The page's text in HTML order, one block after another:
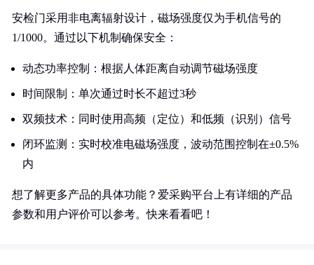
安检门采用非电离辐射设计，磁场强度仅为手机信号的
1/1000。通过以下机制确保安全：
动态功率控制：根据人体距离自动调节磁场强度
时间限制：单次通过时长不超过3秒
双频技术：同时使用高频（定位）和低频（识别）信号
闭环监测：实时校准电磁场强度，波动范围控制在±0.5%
内
想了解更多产品的具体功能？爱采购平台上有详细的产品
参数和用户评价可以参考。快来看看吧！